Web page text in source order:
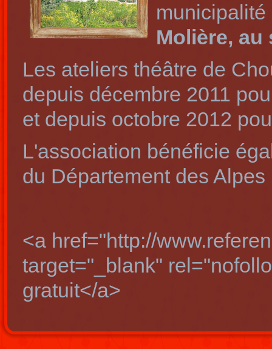
Molière, au
Les ateliers théâtre de
depuis décembre 2011
et depuis octobre 2012
L'association bénéficie
du Département des Alpes
<a href="http://
target="_blank"
gratuit</a>